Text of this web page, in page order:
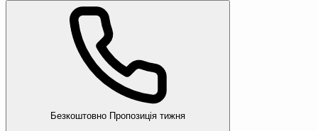
Безкоштовно Пропозиція тижня